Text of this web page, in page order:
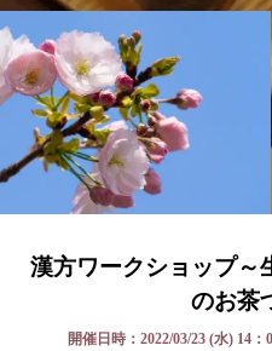
漢方ワークショップ～
のお茶
開催日時：2022/03/23 (水) 14：